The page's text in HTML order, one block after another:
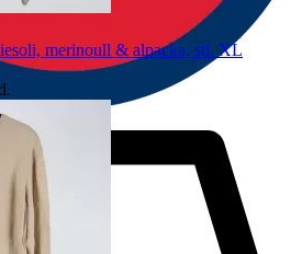
merinoull & alpacka, stl. XL
.